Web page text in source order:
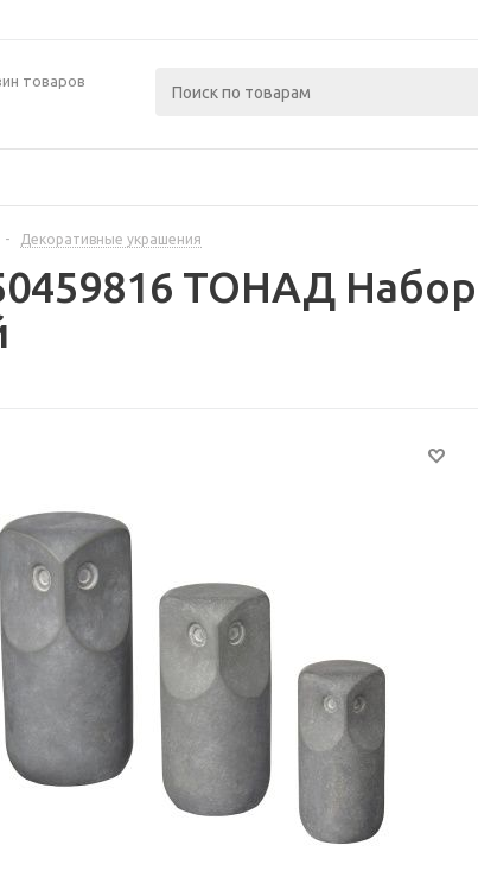
товаров
- Декоративные украшения
ТОНАД